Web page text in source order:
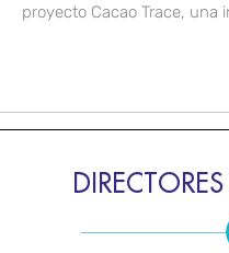
proyecto Cacao Trace,